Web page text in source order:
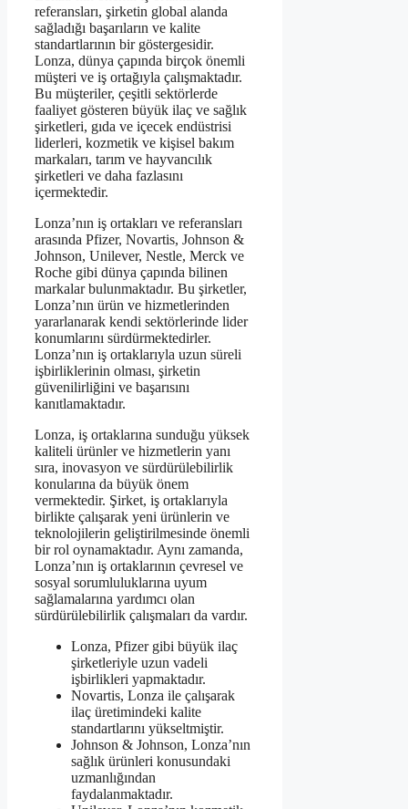
referansları, şirketin global alanda
sağladığı başarıların ve kalite
standartlarının bir göstergesidir.
Lonza, dünya çapında birçok önemli
müşteri ve iş ortağıyla çalışmaktadır.
Bu müşteriler, çeşitli sektörlerde
faaliyet gösteren büyük ilaç ve sağlık
şirketleri, gıda ve içecek endüstrisi
liderleri, kozmetik ve kişisel bakım
markaları, tarım ve hayvancılık
şirketleri ve daha fazlasını
içermektedir.
Lonza’nın iş ortakları ve referansları
arasında Pfizer, Novartis, Johnson &
Johnson, Unilever, Nestle, Merck ve
Roche gibi dünya çapında bilinen
markalar bulunmaktadır. Bu şirketler,
Lonza’nın ürün ve hizmetlerinden
yararlanarak kendi sektörlerinde lider
konumlarını sürdürmektedirler.
Lonza’nın iş ortaklarıyla uzun süreli
işbirliklerinin olması, şirketin
güvenilirliğini ve başarısını
kanıtlamaktadır.
Lonza, iş ortaklarına sunduğu yüksek
kaliteli ürünler ve hizmetlerin yanı
sıra, inovasyon ve sürdürülebilirlik
konularına da büyük önem
vermektedir. Şirket, iş ortaklarıyla
birlikte çalışarak yeni ürünlerin ve
teknolojilerin geliştirilmesinde önemli
bir rol oynamaktadır. Aynı zamanda,
Lonza’nın iş ortaklarının çevresel ve
sosyal sorumluluklarına uyum
sağlamalarına yardımcı olan
sürdürülebilirlik çalışmaları da vardır.
Lonza, Pfizer gibi büyük ilaç
şirketleriyle uzun vadeli
işbirlikleri yapmaktadır.
Novartis, Lonza ile çalışarak
ilaç üretimindeki kalite
standartlarını yükseltmiştir.
Johnson & Johnson, Lonza’nın
sağlık ürünleri konusundaki
uzmanlığından
faydalanmaktadır.